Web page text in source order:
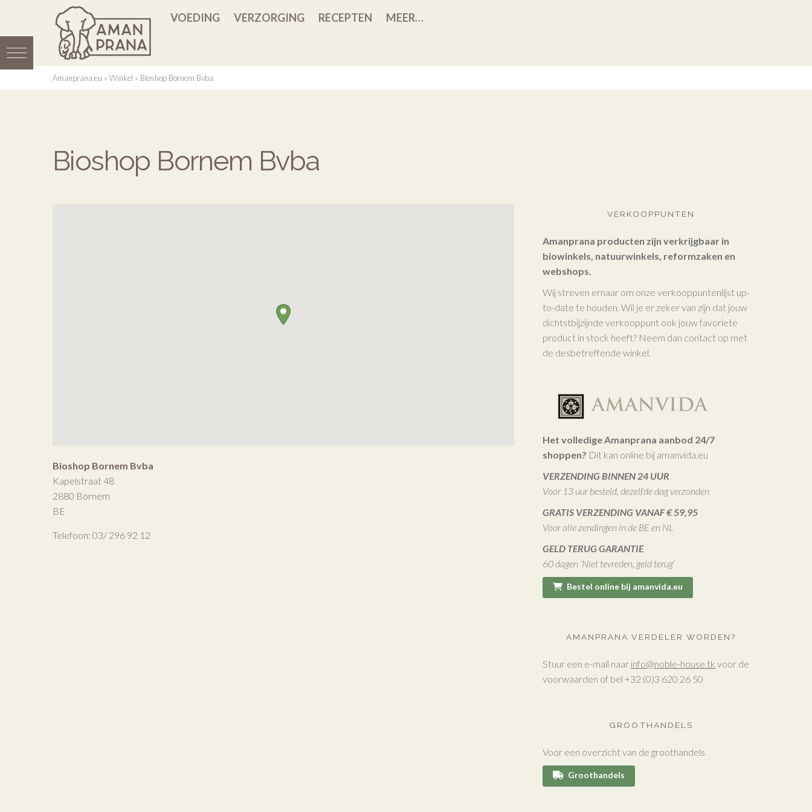
VOEDING VERZORGING RECEPTEN MEER…
Amanprana.eu » Winkel » Bioshop Bornem Bvba
Bioshop Bornem Bvba
Bioshop Bornem Bvba
Kapelstraat 48
2880 Bornem
BE
Telefoon: 03/ 296 92 12
VERKOOPPUNTEN
Amanprana producten zijn verkrijgbaar in
biowinkels, natuurwinkels, reformzaken en
webshops.
Wij streven ernaar om onze verkooppuntenlijst up-
to-date te houden. Wil je er zeker van zijn dat jouw
dichtstbijzijnde verkooppunt ook jouw favoriete
product in stock heeft? Neem dan contact op met
de desbetreffende winkel.
Het volledige Amanprana aanbod 24/7
shoppen? Dit kan online bij amanvida.eu
VERZENDING BINNEN 24 UUR
Voor 13 uur besteld, dezelfde dag verzonden
GRATIS VERZENDING VANAF € 59,95
Voor alle zendingen in de BE en NL
GELD TERUG GARANTIE
60 dagen ‘Niet tevreden, geld terug’
Bestel online bij amanvida.eu
AMANPRANA VERDELER WORDEN?
Stuur een e-mail naar info@noble-house.tk voor de
voorwaarden of bel +32 (0)3 620 26 50
GROOTHANDELS
Voor een overzicht van de groothandels
Groothandels